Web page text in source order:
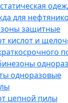
для
защитные
кислот и
одноразовые
цепной пилы